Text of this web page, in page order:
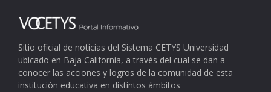
Sitio oficial de noticias del Sistema CETYS Universidad
ubicado en Baja California, a través del cual se dan a
conocer las acciones y logros de la comunidad de esta
institución educativa en distintos ámbitos